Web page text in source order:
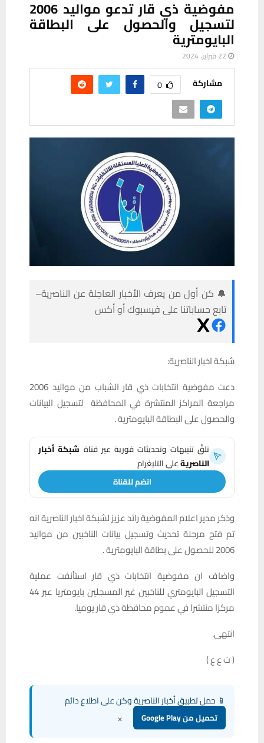
مفوضية ذي قار تدعو مواليد 2006
لتسجيل والحصول على البطاقة
البايومترية
22 فبراير، 2024
مشاركة 0
🔔 كن أول من يعرف الأخبار العاجلة عن الناصرية–
تابع حساباتنا على فيسبوك أو أكس
شبكة اخبار الناصرية:
دعت مفوضية انتخابات ذي قار الشباب من مواليد 2006
مراجعة المراكز المنتشرة في المحافظة لتسجيل البيانات
والحصول على البطاقة البايومترية .
تلقَّ تنبيهات وتحديثات فورية عبر قناة شبكة أخبار
الناصريةعلى التليغرام
انضم للقناة
وذكر مدير اعلام المفوضية رائد عزيز لشبكة اخبار الناصرية انه
تم فتح مرحلة تحديث وتسجيل بيانات الناخبين من مواليد
2006 للحصول على بطاقة البايومترية .
واضاف ان مفوضية انتخابات ذي قار استأنفت عملية
التسجيل البايومتري للناخبين غير المسجلين بايومتريا عبر 44
مركزا منتشرا في عموم محافظة ذي قار يوميا.
انتهى.
( ت ع ع )
📱 حمل تطبيق أخبار الناصرية وكن على اطلاع دائم
تحميل من Google Play ×